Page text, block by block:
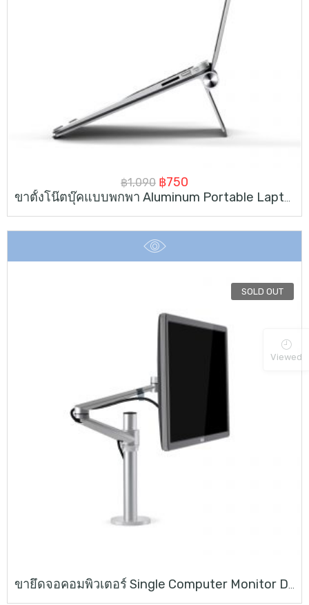
฿1,090 Original
price
฿1,090.
฿750
price
ขาตั้งโน๊ตบุ๊คแบบพกพา Aluminum Portable Laptop Stand For 10-17inch
SOLD OUT
ขายึดจอคอมพิวเตอร์ Single Computer Monitor Desk Mount Stand
Viewed